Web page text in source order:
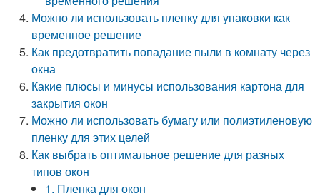
Можно ли использовать пленку для упаковки как
временное решение
Как предотвратить попадание пыли в комнату через
окна
Какие плюсы и минусы использования картона для
закрытия окон
Можно ли использовать бумагу или полиэтиленовую
пленку для этих целей
Как выбрать оптимальное решение для разных
типов окон
1. Пленка для окон